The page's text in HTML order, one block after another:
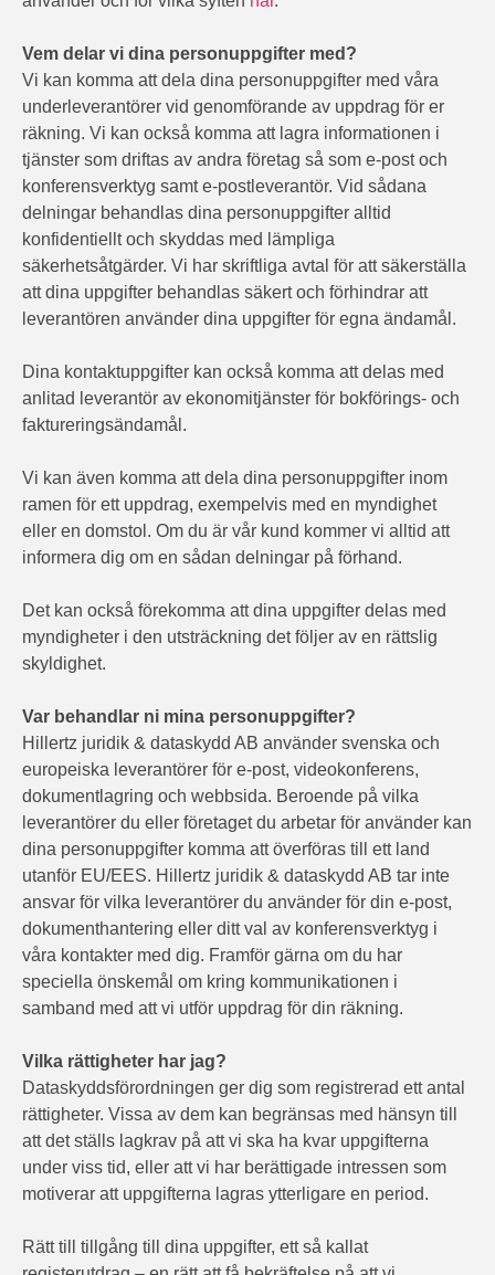
Vem delar vi dina personuppgifter med?
Vi kan komma att dela dina personuppgifter med våra
underleverantörer vid genomförande av uppdrag för er
räkning. Vi kan också komma att lagra informationen i
tjänster som driftas av andra företag så som e-post och
konferensverktyg samt e-postleverantör. Vid sådana
delningar behandlas dina personuppgifter alltid
konfidentiellt och skyddas med lämpliga
säkerhetsåtgärder. Vi har skriftliga avtal för att säkerställa
att dina uppgifter behandlas säkert och förhindrar att
leverantören använder dina uppgifter för egna ändamål.
Dina kontaktuppgifter kan också komma att delas med
anlitad leverantör av ekonomitjänster för bokförings- och
faktureringsändamål.
Vi kan även komma att dela dina personuppgifter inom
ramen för ett uppdrag, exempelvis med en myndighet
eller en domstol. Om du är vår kund kommer vi alltid att
informera dig om en sådan delningar på förhand.
Det kan också förekomma att dina uppgifter delas med
myndigheter i den utsträckning det följer av en rättslig
skyldighet.
Var behandlar ni mina personuppgifter?
Hillertz juridik & dataskydd AB använder svenska och
europeiska leverantörer för e-post, videokonferens,
dokumentlagring och webbsida. Beroende på vilka
leverantörer du eller företaget du arbetar för använder kan
dina personuppgifter komma att överföras till ett land
utanför EU/EES. Hillertz juridik & dataskydd AB tar inte
ansvar för vilka leverantörer du använder för din e-post,
dokumenthantering eller ditt val av konferensverktyg i
våra kontakter med dig. Framför gärna om du har
speciella önskemål om kring kommunikationen i
samband med att vi utför uppdrag för din räkning.
Vilka rättigheter har jag?
Dataskyddsförordningen ger dig som registrerad ett antal
rättigheter. Vissa av dem kan begränsas med hänsyn till
att det ställs lagkrav på att vi ska ha kvar uppgifterna
under viss tid, eller att vi har berättigade intressen som
motiverar att uppgifterna lagras ytterligare en period.
Rätt till tillgång till dina uppgifter, ett så kallat